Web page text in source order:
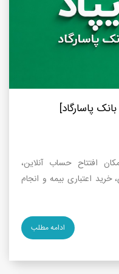
پاسارگاد]
افتتاح حساب آنلاین،
اعتباری بیمه و انجام
ادامه مطلب